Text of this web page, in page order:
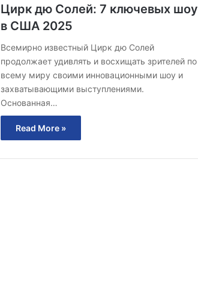
Цирк дю Солей: 7 ключевых шоу
в США 2025
Всемирно известный Цирк дю Солей
продолжает удивлять и восхищать зрителей по
всему миру своими инновационными шоу и
захватывающими выступлениями.
Основанная…
Read More »